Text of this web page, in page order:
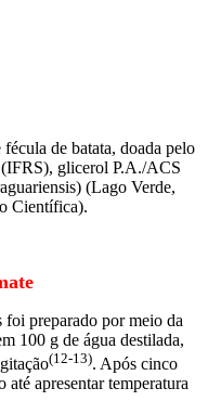
de batata, doada pelo
glicerol P.A./ACS
(Lago Verde,
Científica).
preparado por meio da
100 g de água destilada,
(12-13). Após cinco
apresentar temperatura